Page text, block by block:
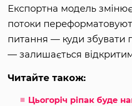
Експортна модель
потоки
питання — куди збувати
— залишається
Читайте також:
Цьогоріч ріпак буде